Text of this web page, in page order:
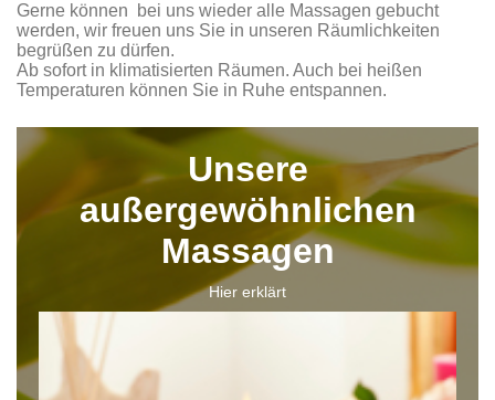
Gerne können bei uns wieder alle Massagen gebucht
werden, wir freuen uns Sie in unseren Räumlichkeiten
begrüßen zu dürfen.
Ab sofort in klimatisierten Räumen. Auch bei heißen
Temperaturen können Sie in Ruhe entspannen.
Unsere
außergewöhnlichen
Massagen
Hier erklärt